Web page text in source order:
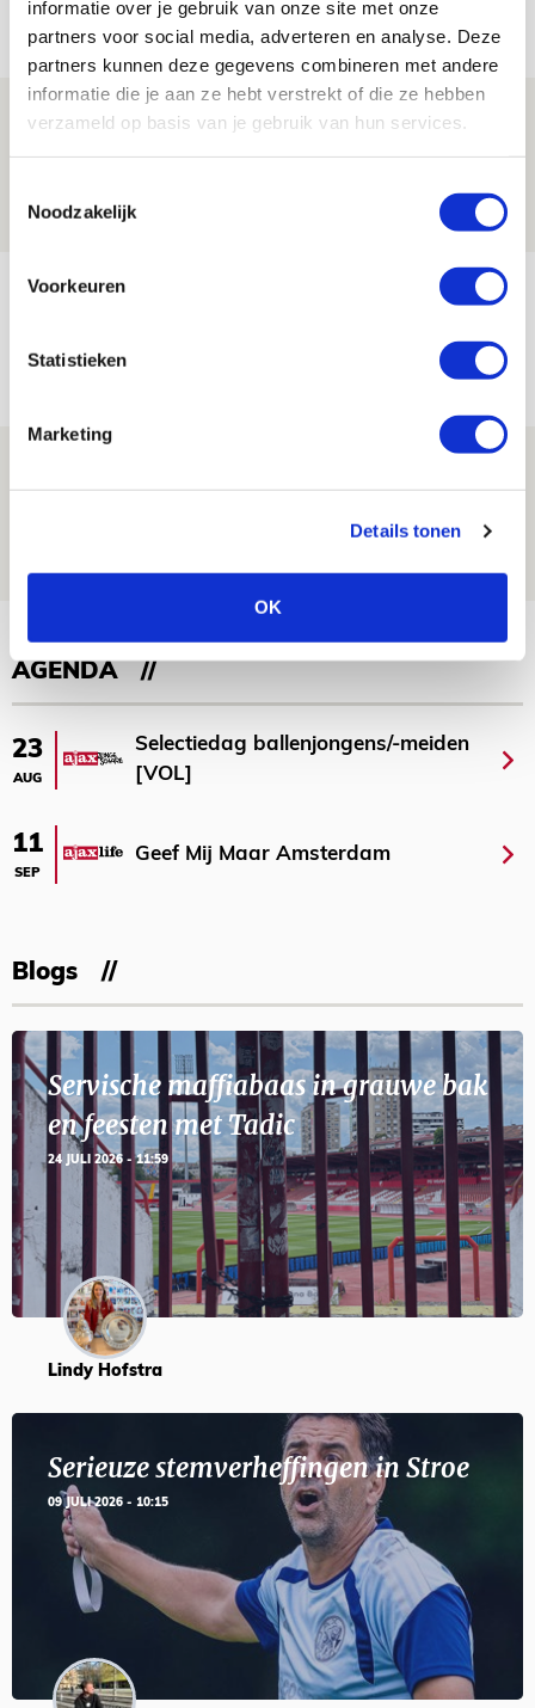
informatie over je gebruik van onze site met onze
partners voor social media, adverteren en analyse. Deze
partners kunnen deze gegevens combineren met andere
informatie die je aan ze hebt verstrekt of die ze hebben
verzameld op basis van je gebruik van hun services.
Noodzakelijk
Voorkeuren
Statistieken
Marketing
Details tonen
OK
Net binnen //
Word ballenjongen of -meid bij Jong
Ajax - Helmond Sport!
PRIJSVRAAG
Reis jij als mascotte mee naar uitduel
06 AUGUSTUS 2026 - 13:04
Ajax - Shelbourne
AGENDA
23
AUG
Selectiedag ballenjongens/-meiden
[VOL]
11
SEP
Geef Mij Maar Amsterdam
Blogs
Servische maffiabaas in grauwe bak
en feesten met Tadic
24 JULI 2026 - 11:59
Lindy Hofstra
Serieuze stemverheffingen in Stroe
09 JULI 2026 - 10:15